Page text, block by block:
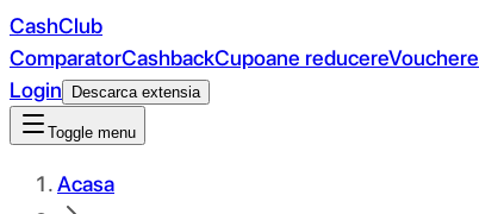
CashClub
ComparatorCashbackCupoane reducereVouchere
Login
Descarca extensia
Toggle menu
Acasa